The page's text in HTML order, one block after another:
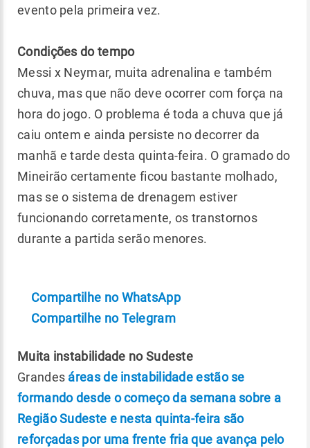
evento pela primeira vez.
Condições do tempo
Messi x Neymar, muita adrenalina e também
chuva, mas que não deve ocorrer com força na
hora do jogo. O problema é toda a chuva que já
caiu ontem e ainda persiste no decorrer da
manhã e tarde desta quinta-feira. O gramado do
Mineirão certamente ficou bastante molhado,
mas se o sistema de drenagem estiver
funcionando corretamente, os transtornos
durante a partida serão menores.
Compartilhe no WhatsApp
Compartilhe no Telegram
Muita instabilidade no Sudeste
Grandes áreas de instabilidade estão se
formando desde o começo da semana sobre a
Região Sudeste e nesta quinta-feira são
reforçadas por uma frente fria que avança pelo